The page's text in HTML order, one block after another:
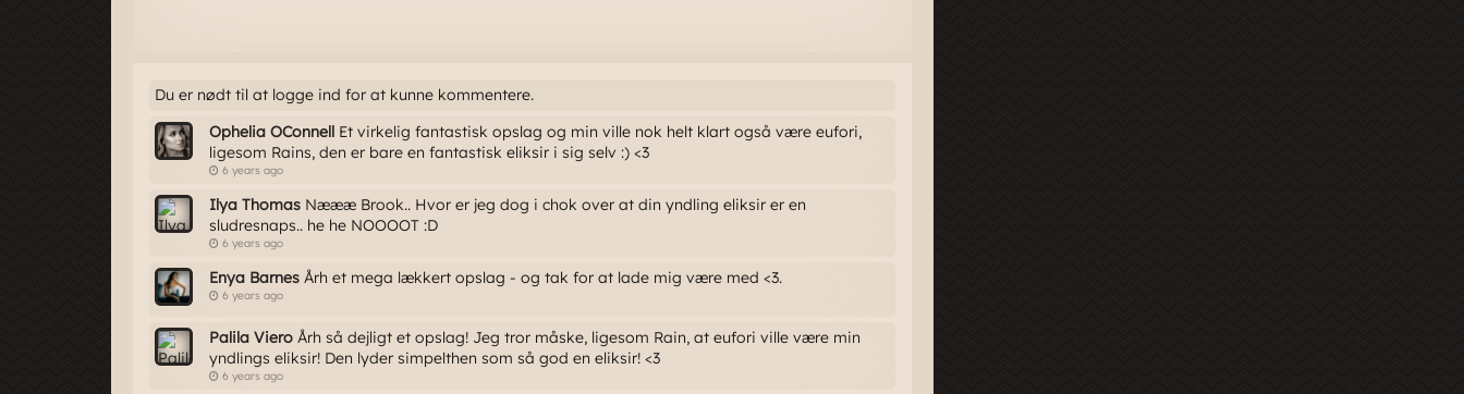
Du er nødt til at logge ind for at kunne kommentere.
Ophelia OConnell Et virkelig fantastisk opslag og min ville nok helt klart også være eufori,
ligesom Rains, den er bare en fantastisk eliksir i sig selv :) <3
6 years ago
Ilya Thomas Næææ Brook.. Hvor er jeg dog i chok over at din yndling eliksir er en
sludresnaps.. he he NOOOOT :D
6 years ago
Enya Barnes Årh et mega lækkert opslag - og tak for at lade mig være med <3.
6 years ago
Palila Viero Årh så dejligt et opslag! Jeg tror måske, ligesom Rain, at eufori ville være min
yndlings eliksir! Den lyder simpelthen som så god en eliksir! <3
6 years ago